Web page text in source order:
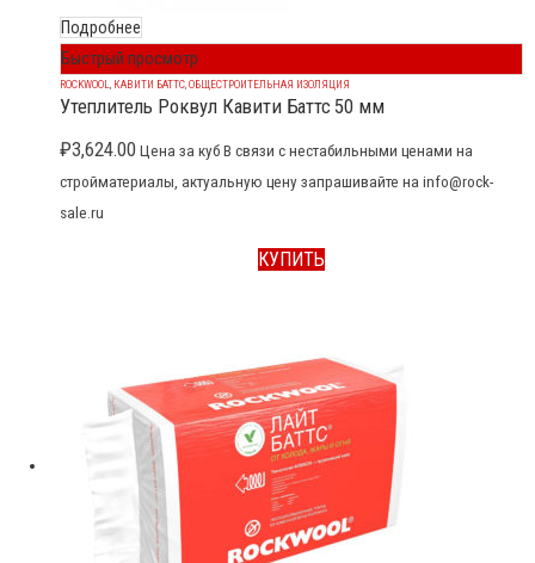
Подробнее
Быстрый просмотр
ROCKWOOL КАВИТИ БАТТС ОБЩЕСТРОИТЕЛЬНАЯ ИЗОЛЯЦИЯ
Утеплитель Роквул Кавити Баттс 50 мм
₽3,624.00 Цена за куб В связи с нестабильными ценами на
стройматериалы, актуальную цену запрашивайте на info@rock-
sale.ru
КУПИТЬ